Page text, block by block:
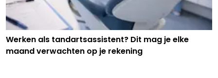
Werken als tandartsassistent? Dit mag je elke
maand verwachten op je rekening